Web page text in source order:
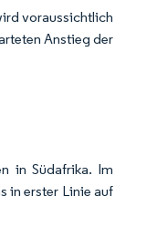
voraussichtlich
Anstieg der
in Südafrika. Im
in erster Linie auf